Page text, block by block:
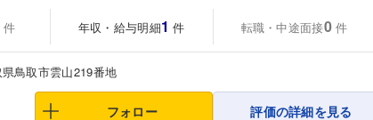
件 年収・給与明細1 件 転職・中途面接0 件
鳥取市雲山219番地
フォロー 評価の詳細を見る